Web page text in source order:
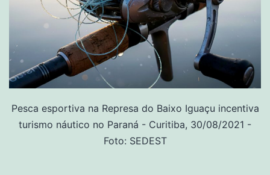
Pesca esportiva na Represa do Baixo Iguaçu incentiva
turismo náutico no Paraná - Curitiba, 30/08/2021 -
Foto: SEDEST